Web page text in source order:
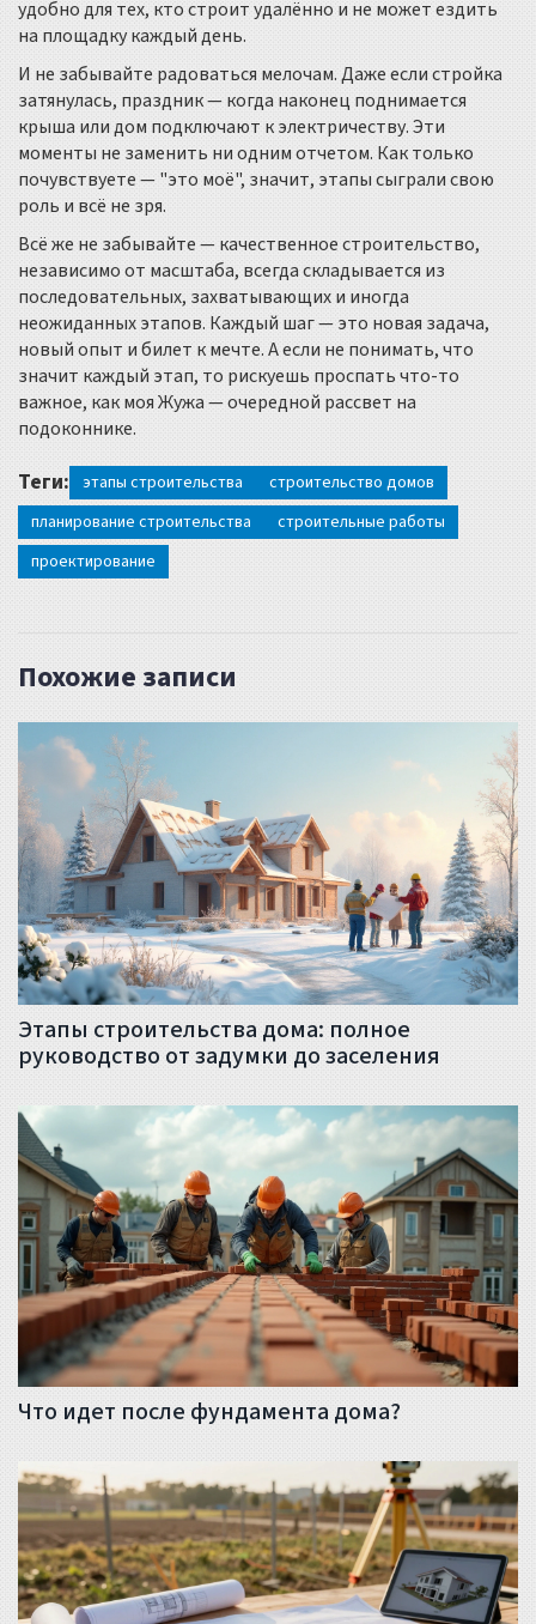
удобно для тех, кто строит удалённо и не может ездить
на площадку каждый день.
И не забывайте радоваться мелочам. Даже если стройка
затянулась, праздник — когда наконец поднимается
крыша или дом подключают к электричеству. Эти
моменты не заменить ни одним отчетом. Как только
почувствуете — "это моё", значит, этапы сыграли свою
роль и всё не зря.
Всё же не забывайте — качественное строительство,
независимо от масштаба, всегда складывается из
последовательных, захватывающих и иногда
неожиданных этапов. Каждый шаг — это новая задача,
новый опыт и билет к мечте. А если не понимать, что
значит каждый этап, то рискуешь проспать что-то
важное, как моя Жужа — очередной рассвет на
подоконнике.
Теги: этапы строительства
строительство домов
планирование строительства
строительные работы
проектирование
Похожие записи
Этапы строительства дома: полное
руководство от задумки до заселения
Что идет после фундамента дома?